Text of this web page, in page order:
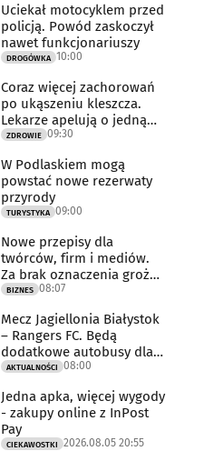
Uciekał motocyklem przed
policją. Powód zaskoczył
nawet funkcjonariuszy
DROGÓWKA 10:00
Coraz więcej zachorowań
po ukąszeniu kleszcza.
Lekarze apelują o jedną
rzecz
ZDROWIE 09:30
W Podlaskiem mogą
powstać nowe rezerwaty
przyrody
TURYSTYKA 09:00
Nowe przepisy dla
twórców, firm i mediów.
Za brak oznaczenia grożą
milionowe
BIZNES 08:07
Mecz Jagiellonia Białystok
– Rangers FC. Będą
dodatkowe autobusy dla
kibiców
AKTUALNOŚCI 08:00
Jedna apka, więcej wygody
- zakupy online z InPost
Pay
CIEKAWOSTKI 2026.08.05 20:55